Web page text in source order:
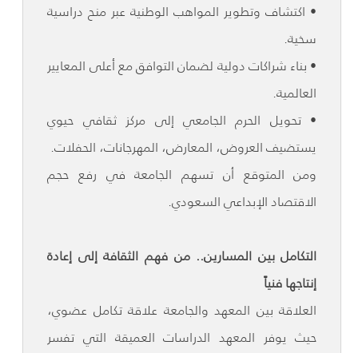
• اكتشاف وتطوير المواهب الوطنية عبر منح دراسية
سخية.
• بناء شراكات دولية لضمان التوافق مع أعلى المعايير
العالمية.
• تحويل الحرم الجامعي إلى مركز ثقافي حيوي
يستضيف العروض، المعارض، المهرجانات، الحفلات.
ومن المتوقع أن تسهم الجامعة في رفع حجم
الاقتصاد الإبداعي السعودي.
التكامل بين المسارين.. من فهم الثقافة إلى إعادة
إنتاجها فنياً
العلاقة بين المعهد والجامعة علاقة تكامل عضوي،
حيث يوفر المعهد الدراسات العميقة التي تفسر